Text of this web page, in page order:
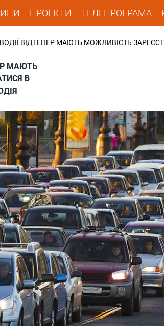
ПРОЕКТИ ТЕЛЕПРОГРАМА
ВОДІЇ ВІДТЕПЕР МАЮТЬ МОЖЛИВІСТЬ
МАЮТЬ
В